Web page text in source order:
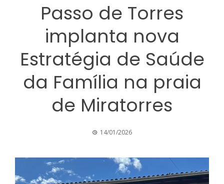
Passo de Torres
implanta nova
Estratégia de Saúde
da Família na praia
de Miratorres
14/01/2026